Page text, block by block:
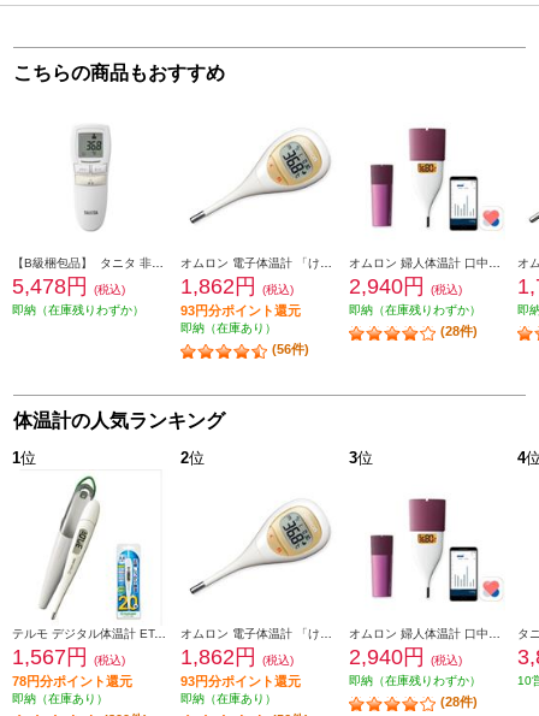
こちらの商品もおすすめ
5,478円
(税込)
即納（在庫残りわずか）
1,862円 (税込)
93円分ポイント還元
即納（在庫あり）
(56件)
2,940円
(税込)
即納（在庫残りわずか）
(28件)
即
体温計の人気ランキング
1位
テルモ デジタル体温計 ET-C231P
1,567円 (税込)
78円分ポイント還元
即納（在庫あり）
2位
1,862円 (税込)
93円分ポイント還元
即納（在庫あり）
3位
2,940円
(税込)
即納（在庫残りわずか）
(28件)
4
10